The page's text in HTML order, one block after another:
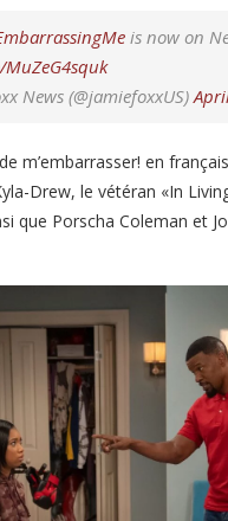
is now on
News (@jamiefoxxUS)
m’embarrasser! en
Drew, le vétéran «In
que Porscha Coleman et